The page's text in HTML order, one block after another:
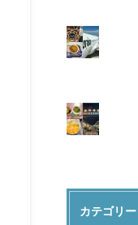
カテゴリー